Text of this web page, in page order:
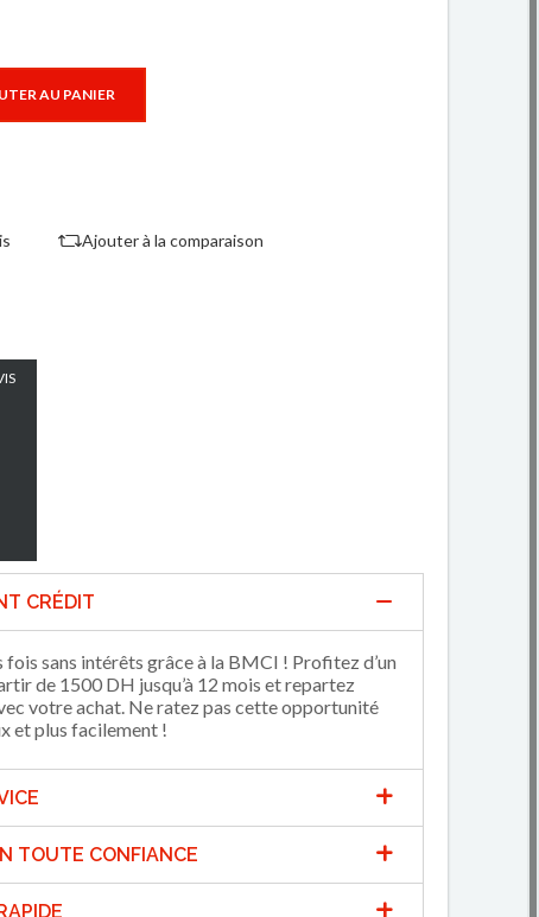
AU PANIER
Ajouter à la comparaison
CRÉDIT
fois sans intérêts grâce à la BMCI ! Profitez d’un
de 1500 DH jusqu’à 12 mois et repartez
votre achat. Ne ratez pas cette opportunité
et plus facilement !
TOUTE CONFIANCE